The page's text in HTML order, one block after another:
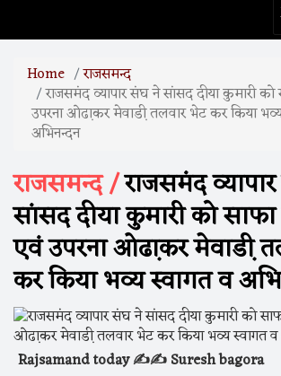
Home राजसमन्द
राजसमंद व्यापार संघ ने सांसद दीया कुमारी
उपरना ओढा़कर मेवाडी़ तलवार भेट कर किया
अभिनन्दन
राजसमन्द /राजसमंद
सांसद दीया कुमारी को
एवं उपरना ओढा़कर मेवाडी़
कर किया भव्य स्वागत व
Rajsamand today ✍️✍️ Suresh bagora